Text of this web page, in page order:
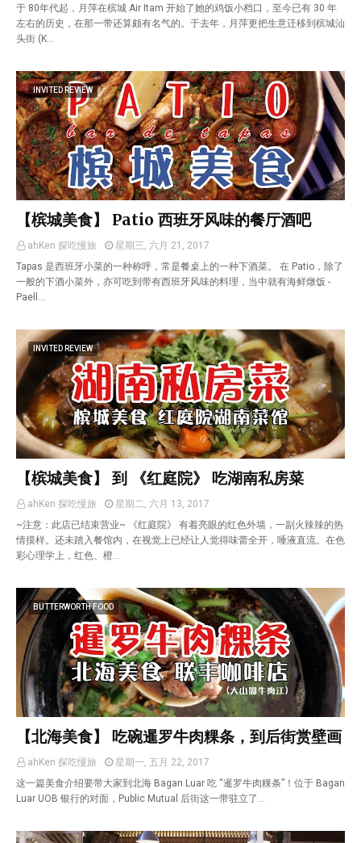
于 80年代起，月萍在槟城 Air Itam 开始了她的鸡饭小档口，至今已有 30 年
左右的历史，在那一带还算颇有名气的。于去年，月萍更把生意迁移到槟城汕
头街 (K…
INVITED REVIEW
【槟城美食】 Patio 西班牙风味的餐厅酒吧
ahKen 探吃慢旅
星期三, 六月 21, 2017
Tapas 是西班牙小菜的一种称呼，常是餐桌上的一种下酒菜。 在 Patio，除了
一般的下酒小菜外，亦可吃到带有西班牙风味的料理，当中就有海鲜燉饭 -
Paell…
INVITED REVIEW
【槟城美食】 到 《红庭院》 吃湖南私房菜
ahKen 探吃慢旅
星期二, 六月 13, 2017
~注意：此店已结束营业~ 《红庭院》 有着亮眼的红色外墙，一副火辣辣的热
情摸样。还未踏入餐馆内，在视觉上已经让人觉得味蕾全开，唾液直流。在色
彩心理学上，红色、橙…
BUTTERWORTH FOOD
【北海美食】 吃碗暹罗牛肉粿条，到后街赏壁画
ahKen 探吃慢旅
星期一, 五月 22, 2017
这一篇美食介绍要带大家到北海 Bagan Luar 吃 “暹罗牛肉粿条”！位于 Bagan
Luar UOB 银行的对面，Public Mutual 后街这一带驻立了…